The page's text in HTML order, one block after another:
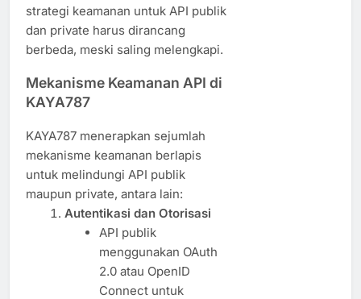
strategi keamanan untuk API publik
dan private harus dirancang
berbeda, meski saling melengkapi.
Mekanisme Keamanan API di
KAYA787
KAYA787 menerapkan sejumlah
mekanisme keamanan berlapis
untuk melindungi API publik
maupun private, antara lain:
Autentikasi dan Otorisasi
API publik
menggunakan OAuth
2.0 atau OpenID
Connect untuk